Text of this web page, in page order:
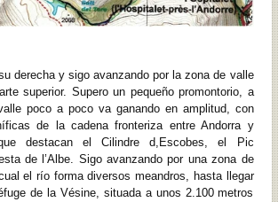
derecha y sigo avanzando por la zona de valle
superior. Supero un pequeño promontorio, a
poco a poco va ganando en amplitud, con
de la cadena fronteriza entre Andorra y
destacan el Cilindre d,Escobes, el Pic
de l’Albe. Sigo avanzando por una zona de
el río forma diversos meandros, hasta llegar
de la Vésine, situada a unos 2.100 metros